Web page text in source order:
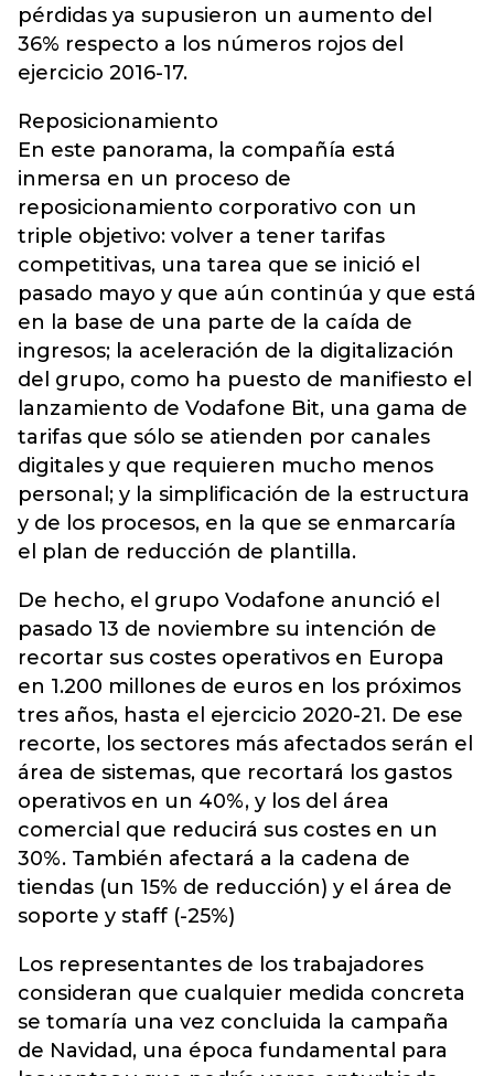
pérdidas ya supusieron un aumento del
36% respecto a los números rojos del
ejercicio 2016-17.
Reposicionamiento
En este panorama, la compañía está
inmersa en un proceso de
reposicionamiento corporativo con un
triple objetivo: volver a tener tarifas
competitivas, una tarea que se inició el
pasado mayo y que aún continúa y que está
en la base de una parte de la caída de
ingresos; la aceleración de la digitalización
del grupo, como ha puesto de manifiesto el
lanzamiento de Vodafone Bit, una gama de
tarifas que sólo se atienden por canales
digitales y que requieren mucho menos
personal; y la simplificación de la estructura
y de los procesos, en la que se enmarcaría
el plan de reducción de plantilla.
De hecho, el grupo Vodafone anunció el
pasado 13 de noviembre su intención de
recortar sus costes operativos en Europa
en 1.200 millones de euros en los próximos
tres años, hasta el ejercicio 2020-21. De ese
recorte, los sectores más afectados serán el
área de sistemas, que recortará los gastos
operativos en un 40%, y los del área
comercial que reducirá sus costes en un
30%. También afectará a la cadena de
tiendas (un 15% de reducción) y el área de
soporte y staff (-25%)
Los representantes de los trabajadores
consideran que cualquier medida concreta
se tomaría una vez concluida la campaña
de Navidad, una época fundamental para